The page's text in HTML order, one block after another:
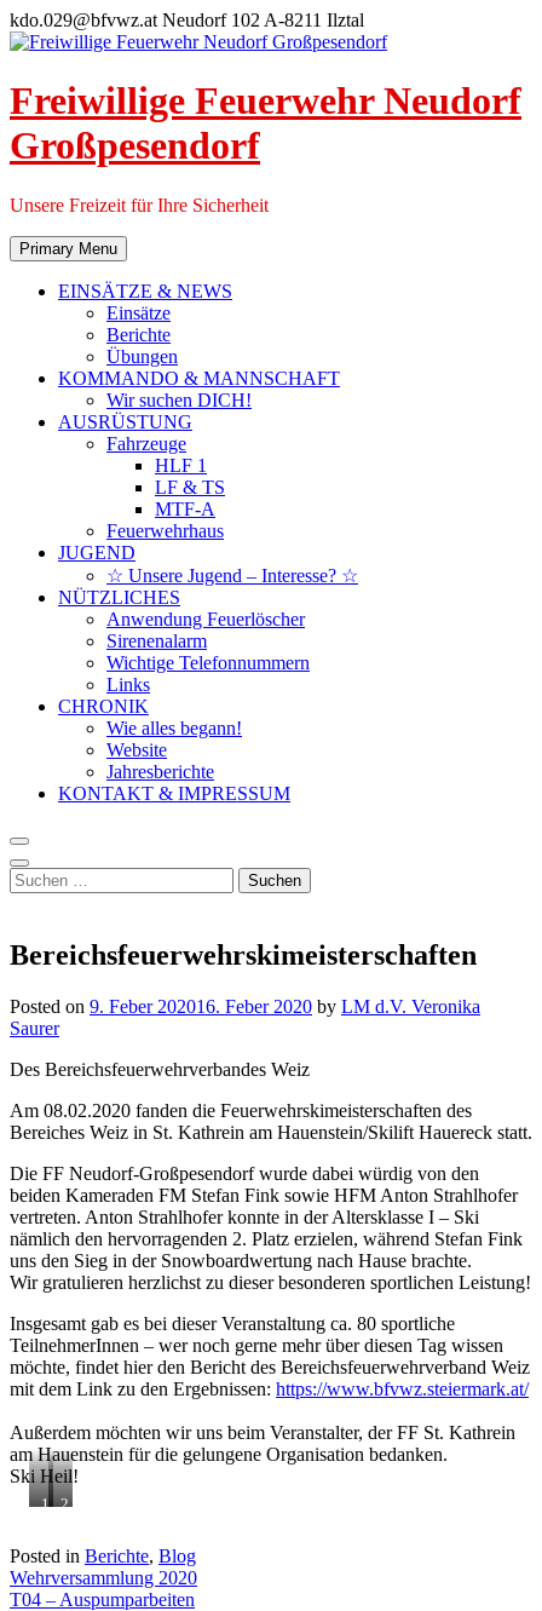
Skip
to
kdo.029@bfvwz.at Neudorf 102 A-8211 Ilztal
Freiwillige Feuerwehr Neudorf
Großpesendorf
Unsere Freizeit für Ihre Sicherheit
Primary Menu
EINSÄTZE & NEWS
Einsätze
Berichte
Übungen
KOMMANDO & MANNSCHAFT
Wir suchen DICH!
AUSRÜSTUNG
Fahrzeuge
HLF 1
LF & TS
MTF-A
Feuerwehrhaus
JUGEND
☆ Unsere Jugend – Interesse? ☆
NÜTZLICHES
Anwendung Feuerlöscher
Sirenenalarm
Wichtige Telefonnummern
Links
CHRONIK
Wie alles begann!
Website
Jahresberichte
KONTAKT & IMPRESSUM
Suchen
nach:
Bereichsfeuerwehrskimeisterschaften
Posted on 9. Feber 202016. Feber 2020 by LM d.V. Veronika
Saurer
Des Bereichsfeuerwehrverbandes Weiz
Am 08.02.2020 fanden die Feuerwehrskimeisterschaften des
Bereiches Weiz in St. Kathrein am Hauenstein/Skilift Hauereck statt.
Die FF Neudorf-Großpesendorf wurde dabei würdig von den
beiden Kameraden FM Stefan Fink sowie HFM Anton Strahlhofer
vertreten. Anton Strahlhofer konnte in der Altersklasse I – Ski
nämlich den hervorragenden 2. Platz erzielen, während Stefan Fink
uns den Sieg in der Snowboardwertung nach Hause brachte.
Wir gratulieren herzlichst zu dieser besonderen sportlichen Leistung!
Insgesamt gab es bei dieser Veranstaltung ca. 80 sportliche
TeilnehmerInnen – wer noch gerne mehr über diesen Tag wissen
möchte, findet hier den Bericht des Bereichsfeuerwehrverband Weiz
mit dem Link zu den Ergebnissen: https://www.bfvwz.steiermark.at/
Außerdem möchten wir uns beim Veranstalter, der FF St. Kathrein
am Hauenstein für die gelungene Organisation bedanken.
Ski Heil!
1.
Stefan
Fink
2.
Anton
Strahlhofer
Posted in Berichte, Blog
Beitragsnavigation
Wehrversammlung 2020
T04 – Auspumparbeiten